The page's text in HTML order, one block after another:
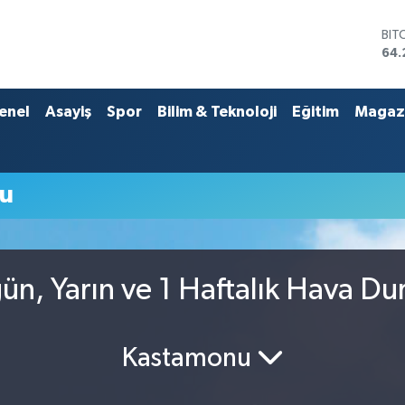
Asayiş Spor Bilim & Teknoloji Eğitim
Yarın ve 1 Haftalık Hava
Kastamonu